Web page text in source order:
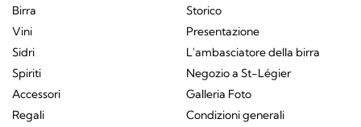
Birra
Vini
Sidri
Spiriti
Accessori
Regali
Storico
Presentazione
L'ambasciatore della birra
Negozio a St-Légier
Galleria Foto
Condizioni generali